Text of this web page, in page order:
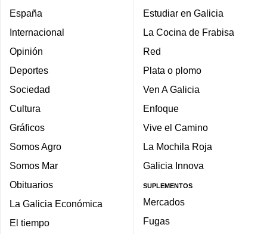
España
Internacional
Opinión
Deportes
Sociedad
Cultura
Gráficos
Somos Agro
Somos Mar
Obituarios
La Galicia Económica
El tiempo
Estudiar en Galicia
La Cocina de Frabisa
Red
Plata o plomo
Ven A Galicia
Enfoque
Vive el Camino
La Mochila Roja
Galicia Innova
SUPLEMENTOS
Mercados
Fugas